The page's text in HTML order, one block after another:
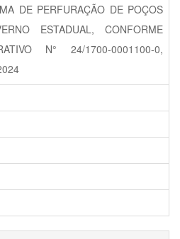
DE PERFURAÇÃO DE POÇOS
ESTADUAL, CONFORME
N° 24/1700-0001100-0,